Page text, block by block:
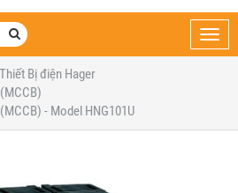
Thiết Bị điện Hager
- Model HNG101U